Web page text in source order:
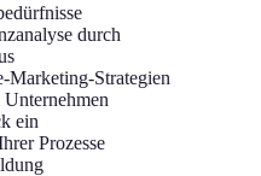
durch
Marketing-Strategien
ein
Prozesse